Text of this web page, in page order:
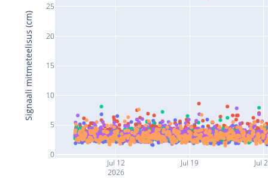
Jul 12
2026
Jul 19 Jul
0
5
10
15
20
25
Signaali mitmeteelisus (cm)